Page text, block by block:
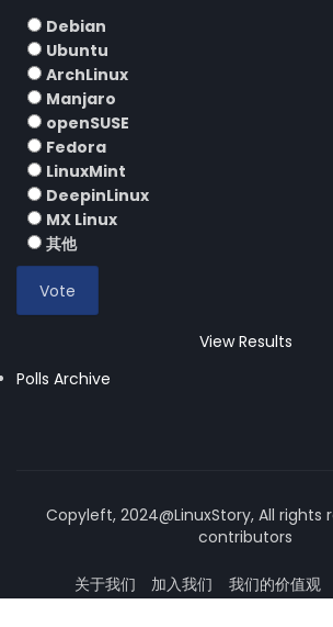
Debian
Ubuntu
ArchLinux
Manjaro
openSUSE
Fedora
LinuxMint
DeepinLinux
MX Linux
其他
View Results
Polls Archive
Copyleft, 2024@LinuxStory, All rights
contributors
关于我们 加入我们 我们的价值观